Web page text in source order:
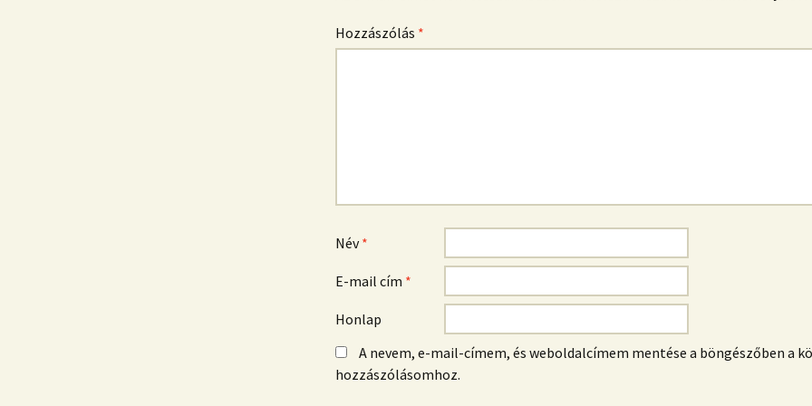
Hozzászólás *
Név*
E-mail cím *
Honlap
A nevem, e-mail-címem, és weboldalcímem mentése a böngészőben a
hozzászólásomhoz.